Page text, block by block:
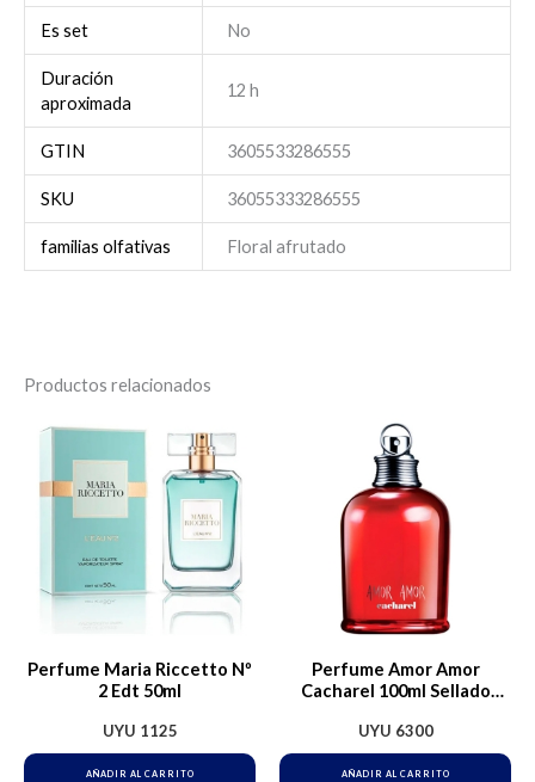
Es set No
Duración
aproximada
12 h
GTIN 3605533286555
SKU 36055333286555
familias olfativas Floral afrutado
Productos relacionados
Perfume Maria Riccetto Nº
2 Edt 50ml
UYU 1125
AÑADIR AL CARRITO
Perfume Amor Amor
Cacharel 100ml Sellado
UYU 6300
AÑADIR AL CARRITO